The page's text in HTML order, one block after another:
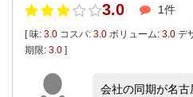
3.0 1件
[ 味: 3.0 コスパ: 3.0 ボリューム: 3.0 デ
期限: 3.0 ]
会社の同期が名古